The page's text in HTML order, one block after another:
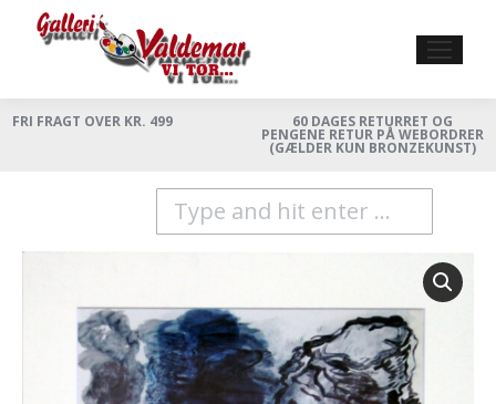
FRI FRAGT OVER KR. 499 60 DAGES RETURRET OG
PENGENE RETUR PÅ WEBORDRER
(GÆLDER KUN BRONZEKUNST)